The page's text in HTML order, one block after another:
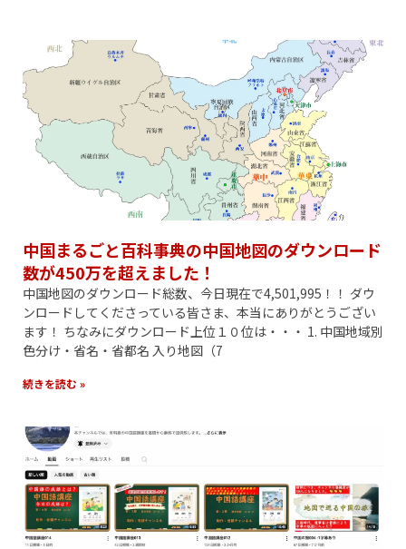
中国まるごと百科事典の中国地図のダウンロード
数が450万を超えました！
中国地図のダウンロード総数、今日現在で4,501,995！！ ダウ
ンロードしてくださっている皆さま、本当にありがとうござい
ます！ ちなみにダウンロード上位１０位は・・・ 1. 中国地域別
色分け・省名・省都名 入り地図（7
続きを読む »